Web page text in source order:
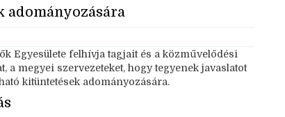
adományozására
Egyesülete felhívja tagjait és a közművelődési
a megyei szervezeteket, hogy tegyenek javaslatot
kitüntetések adományozására.